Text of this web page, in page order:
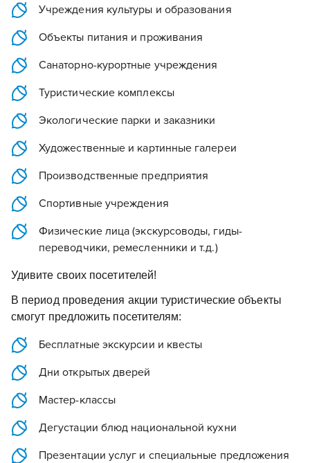
Учреждения культуры и образования
Объекты питания и проживания
Санаторно-курортные учреждения
Туристические комплексы
Экологические парки и заказники
Художественные и картинные галереи
Производственные предприятия
Спортивные учреждения
Физические лица (экскурсоводы, гиды-
переводчики, ремесленники и т.д.)
Удивите своих посетителей!
В период проведения акции туристические объекты
смогут предложить посетителям:
Бесплатные экскурсии и квесты
Дни открытых дверей
Мастер-классы
Дегустации блюд национальной кухни
Презентации услуг и специальные предложения